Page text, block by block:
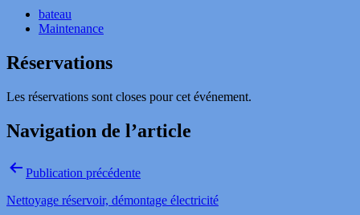
bateau
Maintenance
Réservations
Les réservations sont closes pour cet événement.
Navigation de l’article
Publication précédente
Nettoyage réservoir, démontage électricité